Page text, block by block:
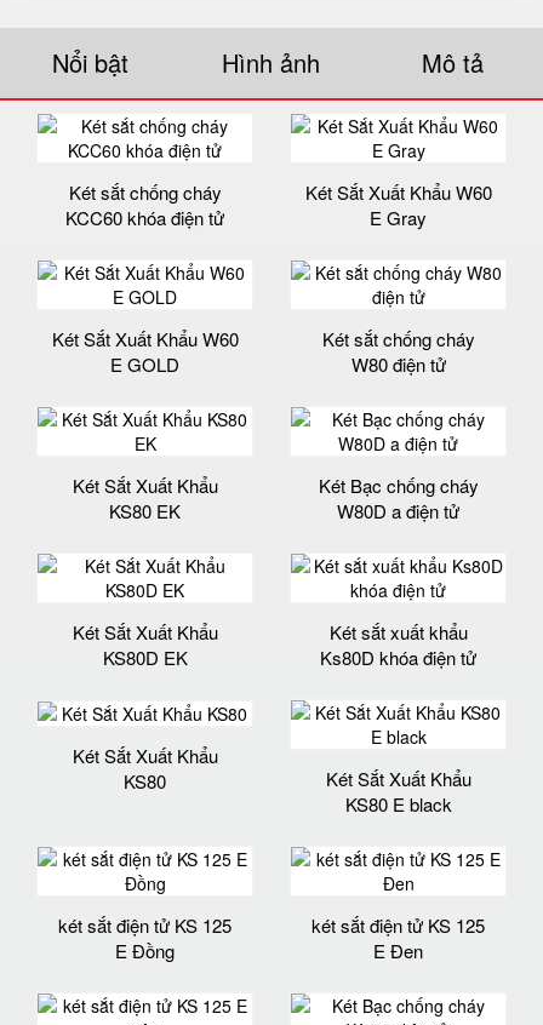
Nổi bật Hình ảnh Mô tả
Két sắt chống cháy
KCC60 khóa điện tử
Két Sắt Xuất Khẩu W60
E Gray
Két Sắt Xuất Khẩu W60
E GOLD
Két sắt chống cháy
W80 điện tử
Két Sắt Xuất Khẩu
KS80 EK
Két Bạc chống cháy
W80D a điện tử
Két Sắt Xuất Khẩu
KS80D EK
Két sắt xuất khẩu
Ks80D khóa điện tử
Két Sắt Xuất Khẩu
KS80
Két Sắt Xuất Khẩu
KS80 E black
két sắt điện tử KS 125
E Đồng
két sắt điện tử KS 125
E Đen